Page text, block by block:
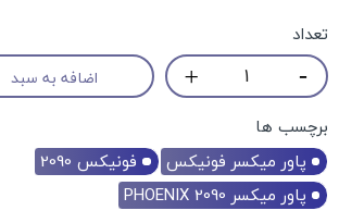
تعداد
اضافه به سبد
برچسب ها
پاور میکسر فونیکس
فونیکس 2090
پاور میکسر PHOENIX 2090